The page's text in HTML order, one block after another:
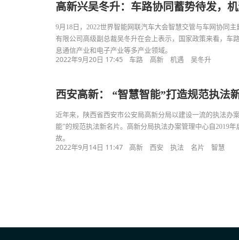
高新兴吴冬升：车路协同蓄势待发，
9月18日，2022世界智能网联汽车大会智慧交管与车网协同
有限公司高级副总裁吴冬升在会上表示，国家政策来看，车
息通信产业和电子产业等多产业领域。
2022年9月20日 17:45 车路 高新 机遇 吴冬升
西安高新： “智慧智能”打造规范执法
近年来，陕西省西安市公安局高新分局以建设一流的执法办
能”的规范执法新名片。高新分局执法办案管理中心自2019
故。
2022年9月14日 11:47 高新 西安 执法 名片 智慧